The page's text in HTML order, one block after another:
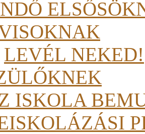
LEVÉL NEKED!
ISKOLA